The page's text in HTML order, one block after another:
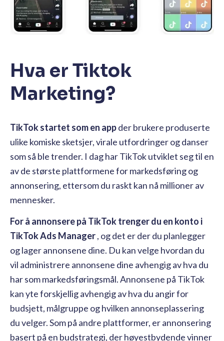
Hva er Tiktok
Marketing?
TikTok startet som en appder brukere produserte
ulike komiske sketsjer, virale utfordringer og danser
som så ble trender. I dag har TikTok utviklet seg til en
av de største plattformene for markedsføring og
annonsering, ettersom du raskt kan nå millioner av
mennesker.
For å annonsere på TikTok trenger du en konto i
TikTok Ads Manager, og det er der du planlegger
og lager annonsene dine. Du kan velge hvordan du
vil administrere annonsene dine avhengig av hva du
har som markedsføringsmål. Annonsene på TikTok
kan yte forskjellig avhengig av hva du angir for
budsjett, målgruppe og hvilken annonseplassering
du velger. Som på andre plattformer, er annonsering
basert på en budstrategi, der høyestbydende vinner